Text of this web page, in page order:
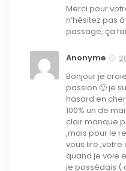
Merci pour
n’hésitez pas
passage, ça
Anonyme
Bonjour je
passion 🙂 je
hasard en
100% un de
clair manque
,mais pour le
vous lire
quand je voie
je possédais (